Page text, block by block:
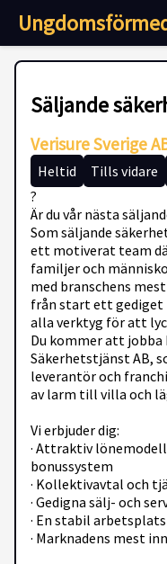
Säljande
Verisure Sverige
Heltid Tills vidare
?
Är du vår nästa
Som säljande
ett motiverat team
familjer och
med branschens
från start ett gediget
alla verktyg för att
Du kommer att jobba
Säkerhetstjänst AB,
leverantör och
av larm till villa och
Vi erbjuder dig:
· Attraktiv
bonussystem
· Kollektivavtal och
· Gedigna sälj- och
· En stabil
· Marknadens mest